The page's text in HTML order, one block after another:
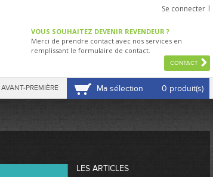
Se connecter
VOUS SOUHAITEZ DEVENIR REVENDEUR ?
Merci de prendre contact avec nos services en
remplissant le formulaire de contact.
CONTACT
AVANT-PREMIÈRE Ma sélection 0 produit(s)
LES ARTICLES